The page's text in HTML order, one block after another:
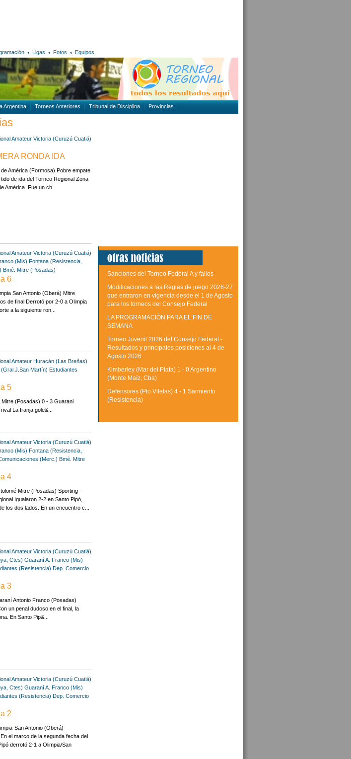
Ligas Fotos Equipos
Argentina Torneos Anteriores Tribunal de Disciplina Provincias
Amateur Victoria (Curuzú Cuatiá)
RONDA IDA
América (Formosa) Pobre empate
de ida del Torneo Regional Zona
América. Fue un ch...
Amateur Victoria (Curuzú Cuatiá)
(Mis) Fontana (Resistencia,
Bmé. Mitre (Posadas)
6
San Antonio (Oberá) Mitre
de final Derrotó por 2-0 a Olimpia
a la siguiente ron...
Amateur Huracán (Las Breñas)
Martín) Estudiantes
5
(Posadas) 0 - 3 Guarani
La franja gole&...
Amateur Victoria (Curuzú Cuatiá)
(Mis) Fontana (Resistencia,
(Merc.) Bmé. Mitre
4
Mitre (Posadas) Sporting -
Igualaron 2-2 en Santo Pipó,
los dos lados. En un encuentro c...
Amateur Victoria (Curuzú Cuatiá)
Ctes) Guaraní A. Franco (Mis)
(Resistencia) Dep. Comercio
3
Antonio Franco (Posadas)
un penal dudoso en el final, la
En Santo Pip&...
Amateur Victoria (Curuzú Cuatiá)
Ctes) Guaraní A. Franco (Mis)
(Resistencia) Dep. Comercio
2
San Antonio (Oberá)
el marco de la segunda fecha del
derrotó 2-1 a Olimpia/San
Sanciones del Torneo Federal A y fallos
Modificaciones a las Reglas de juego 2026-27
que entraron en vigencia desde el 1 de Agosto
para los torneos del Consejo Federal
LA PROGRAMACIÓN PARA EL FIN DE
SEMANA
Torneo Juvenil 2026 del Consejo Federal -
Resultados y principales posiciones al 4 de
Agosto 2026
Kimberley (Mar del Plata) 1 - 0 Argentino
(Monte Maíz, Cba)
Defensores (Pto.Vilelas) 4 - 1 Sarmiento
(Resistencia)